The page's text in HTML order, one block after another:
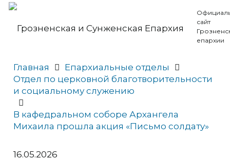
сайт
епархии
Главная
Епархиальные отделы
Отдел по церковной благотворительности
и социальному служению
В кафедральном соборе Архангела
Михаила прошла акция «Письмо солдату»
16.05.2026